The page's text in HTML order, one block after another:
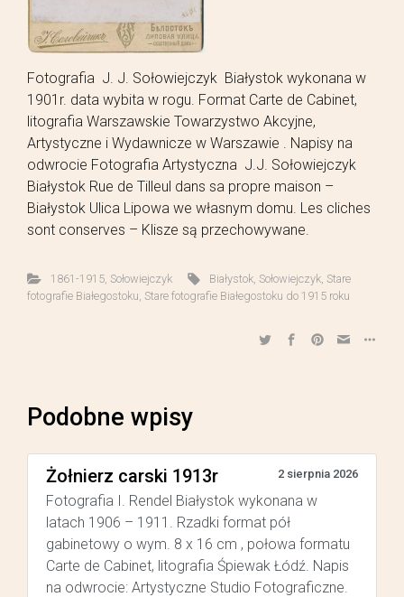
Fotografia J. J. Sołowiejczyk Białystok wykonana w
1901r. data wybita w rogu. Format Carte de Cabinet,
litografia Warszawskie Towarzystwo Akcyjne,
Artystyczne i Wydawnicze w Warszawie . Napisy na
odwrocie Fotografia Artystyczna J.J. Sołowiejczyk
Białystok Rue de Tilleul dans sa propre maison –
Białystok Ulica Lipowa we własnym domu. Les cliches
sont conserves – Klisze są przechowywane.
1861-1915, Sołowiejczyk Białystok Sołowiejczyk Stare
fotografie Białegostoku Stare fotografie Białegostoku do 1915 roku
Podobne wpisy
Żołnierz carski 1913r 2 sierpnia 2026
Fotografia I. Rendel Białystok wykonana w
latach 1906 – 1911. Rzadki format pół
gabinetowy o wym. 8 x 16 cm , połowa formatu
Carte de Cabinet, litografia Śpiewak Łódź. Napis
na odwrocie: Artystyczne Studio Fotograficzne.